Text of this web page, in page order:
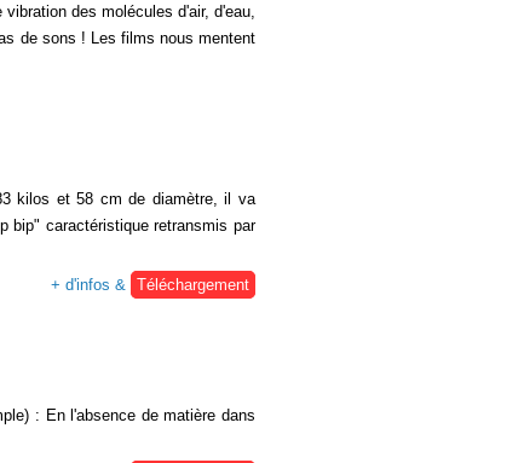
des molécules d'air, d'eau,
de sons ! Les films nous mentent
kilos et 58 cm de diamètre, il va
bip" caractéristique retransmis par
+ d'infos &
Téléchargement
: En l'absence de matière dans